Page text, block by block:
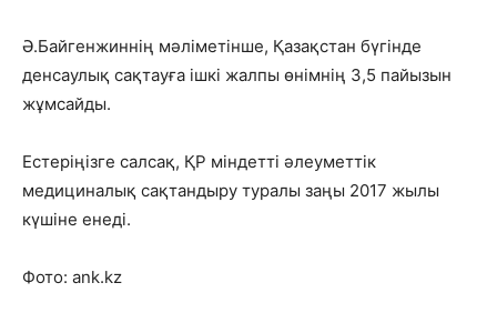
Ә.Байгенжиннің мәліметінше, Қазақстан бүгінде
денсаулық сақтауға ішкі жалпы өнімнің 3,5 пайызын
жұмсайды.
Естеріңізге салсақ, ҚР міндетті әлеуметтік
медициналық сақтандыру туралы заңы 2017 жылы
күшіне енеді.
Фото: ank.kz